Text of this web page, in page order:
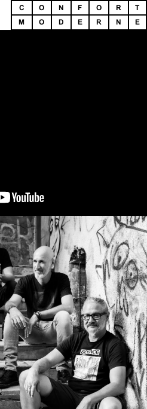
C O N F O R
T
M
O D E R N E